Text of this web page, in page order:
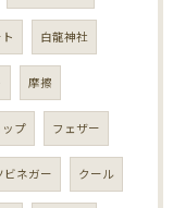
白龍神社
摩擦
プ フェザー
ビネガー クール